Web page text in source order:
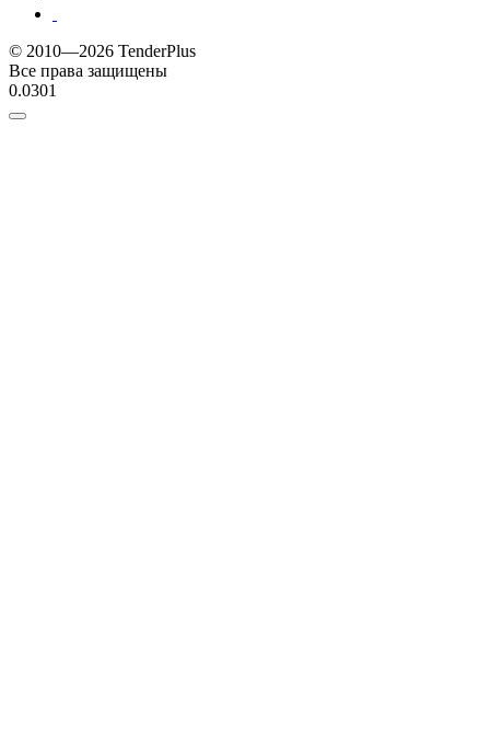
© 2010—2026 TenderPlus
Все права защищены
0.0301